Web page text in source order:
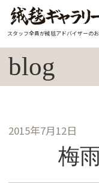
スタッフ全員が絨毯アドバイザーの
blog
2015年7月12日
梅